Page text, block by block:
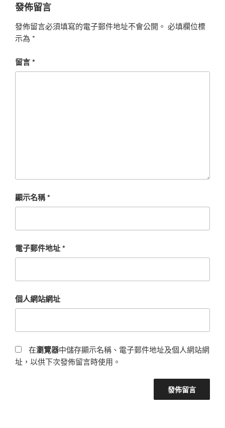
發佈留言
發佈留言必須填寫的電子郵件地址不會公開。 必填欄位標
示為 *
留言*
顯示名稱*
電子郵件地址*
個人網站網址
在瀏覽器中儲存顯示名稱、電子郵件地址及個人網站網
址，以供下次發佈留言時使用。